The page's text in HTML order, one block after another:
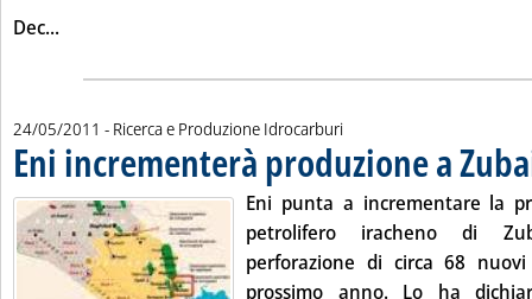
Dec...Leggi tutta la notizia: 'Bollettino Ufficiale Idrocarburi e
24/05/2011 - Ricerca e Produzione Idrocarburi
Eni incrementerà produzione a
Eni punta a incrementare la
petrolifero iracheno di
perforazione di circa 68
prossimo anno. Lo ha